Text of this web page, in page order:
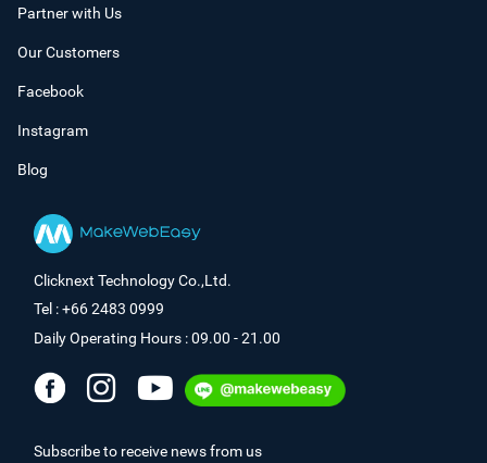
Partner with Us
Our Customers
Facebook
Instagram
Blog
Clicknext Technology Co.,Ltd.
Tel : +66 2483 0999
Daily Operating Hours : 09.00 - 21.00
Subscribe to receive news from us